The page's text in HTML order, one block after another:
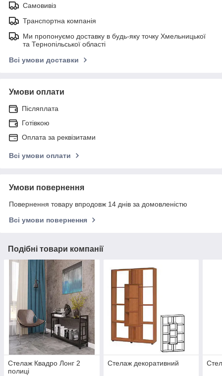
Самовивіз
Транспортна компанія
Ми пропонуємо доставку в будь-яку точку Хмельницької
та Тернопільської області
Всі умови доставки
Умови оплати
Післяплата
Готівкою
Оплата за реквізитами
Всі умови оплати
Умови повернення
Повернення товару впродовж 14 днів за домовленістю
Всі умови повернення
Подібні товари компанії
Стелаж Квадро Лонг 2
полиці
Стелаж декоративний